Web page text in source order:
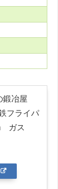
鍛冶屋
フライパ
ガス